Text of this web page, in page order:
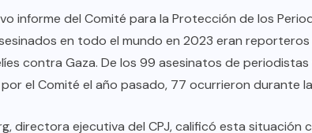
informe del Comité para la Protección de los
en todo el mundo en 2023 eran
contra Gaza. De los 99 asesinatos de
el Comité el año pasado, 77 ocurrieron durante
directora ejecutiva del CPJ, calificó esta situación
6 AGOSTO, 2026